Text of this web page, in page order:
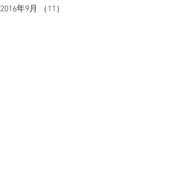
2016年9月
（11）